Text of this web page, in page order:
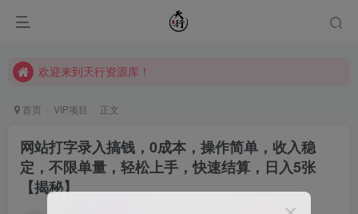
欢迎来到天行资源库！
首页 VIP项目 正文
网站打字录入搞钱，0成本，操作简单，收入稳
定，不限单量，轻松上手，快速结算，日入5张
【揭秘】